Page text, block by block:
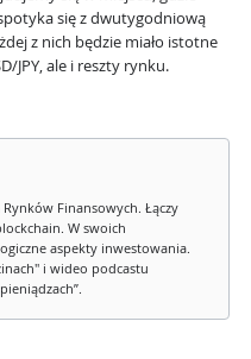
się z dwutygodniową
z nich będzie miało istotne
JPY, ale i reszty rynku.
Finansowych. Łączy
W swoich
aspekty inwestowania.
i wideo podcastu